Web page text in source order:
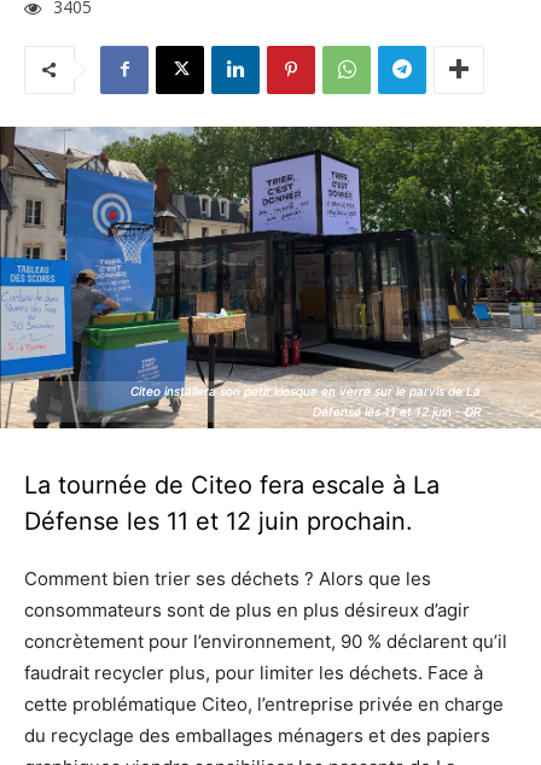
3405
Citeo installera son petit kiosque en verre sur le parvis de La
Défense les 11 et 12 juin - DR
Citeo installera son petit kiosque en verre sur le parvis de La
Défense les 11 et 12 juin - DR
La tournée de Citeo fera escale à La
Défense les 11 et 12 juin prochain.
Comment bien trier ses déchets ? Alors que les
consommateurs sont de plus en plus désireux d’agir
concrètement pour l’environnement, 90 % déclarent qu’il
faudrait recycler plus, pour limiter les déchets. Face à
cette problématique Citeo, l’entreprise privée en charge
du recyclage des emballages ménagers et des papiers